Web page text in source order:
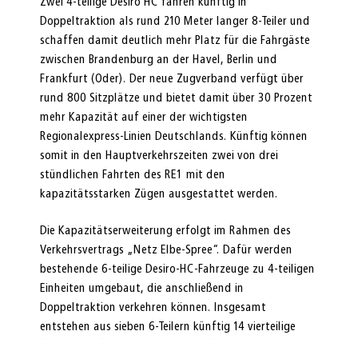
Doppeltraktion als rund 210 Meter langer 8-Teiler und
schaffen damit deutlich mehr Platz für die Fahrgäste
zwischen Brandenburg an der Havel, Berlin und
Frankfurt (Oder). Der neue Zugverband verfügt über
rund 800 Sitzplätze und bietet damit über 30 Prozent
mehr Kapazität auf einer der wichtigsten
Regionalexpress-Linien Deutschlands. Künftig können
somit in den Hauptverkehrszeiten zwei von drei
stündlichen Fahrten des RE1 mit den
kapazitätsstarken Zügen ausgestattet werden.
Die Kapazitätserweiterung erfolgt im Rahmen des
Verkehrsvertrags „Netz Elbe-Spree“. Dafür werden
bestehende 6-teilige Desiro-HC-Fahrzeuge zu 4-teiligen
Einheiten umgebaut, die anschließend in
Doppeltraktion verkehren können. Insgesamt
entstehen aus sieben 6-Teilern künftig 14 vierteilige